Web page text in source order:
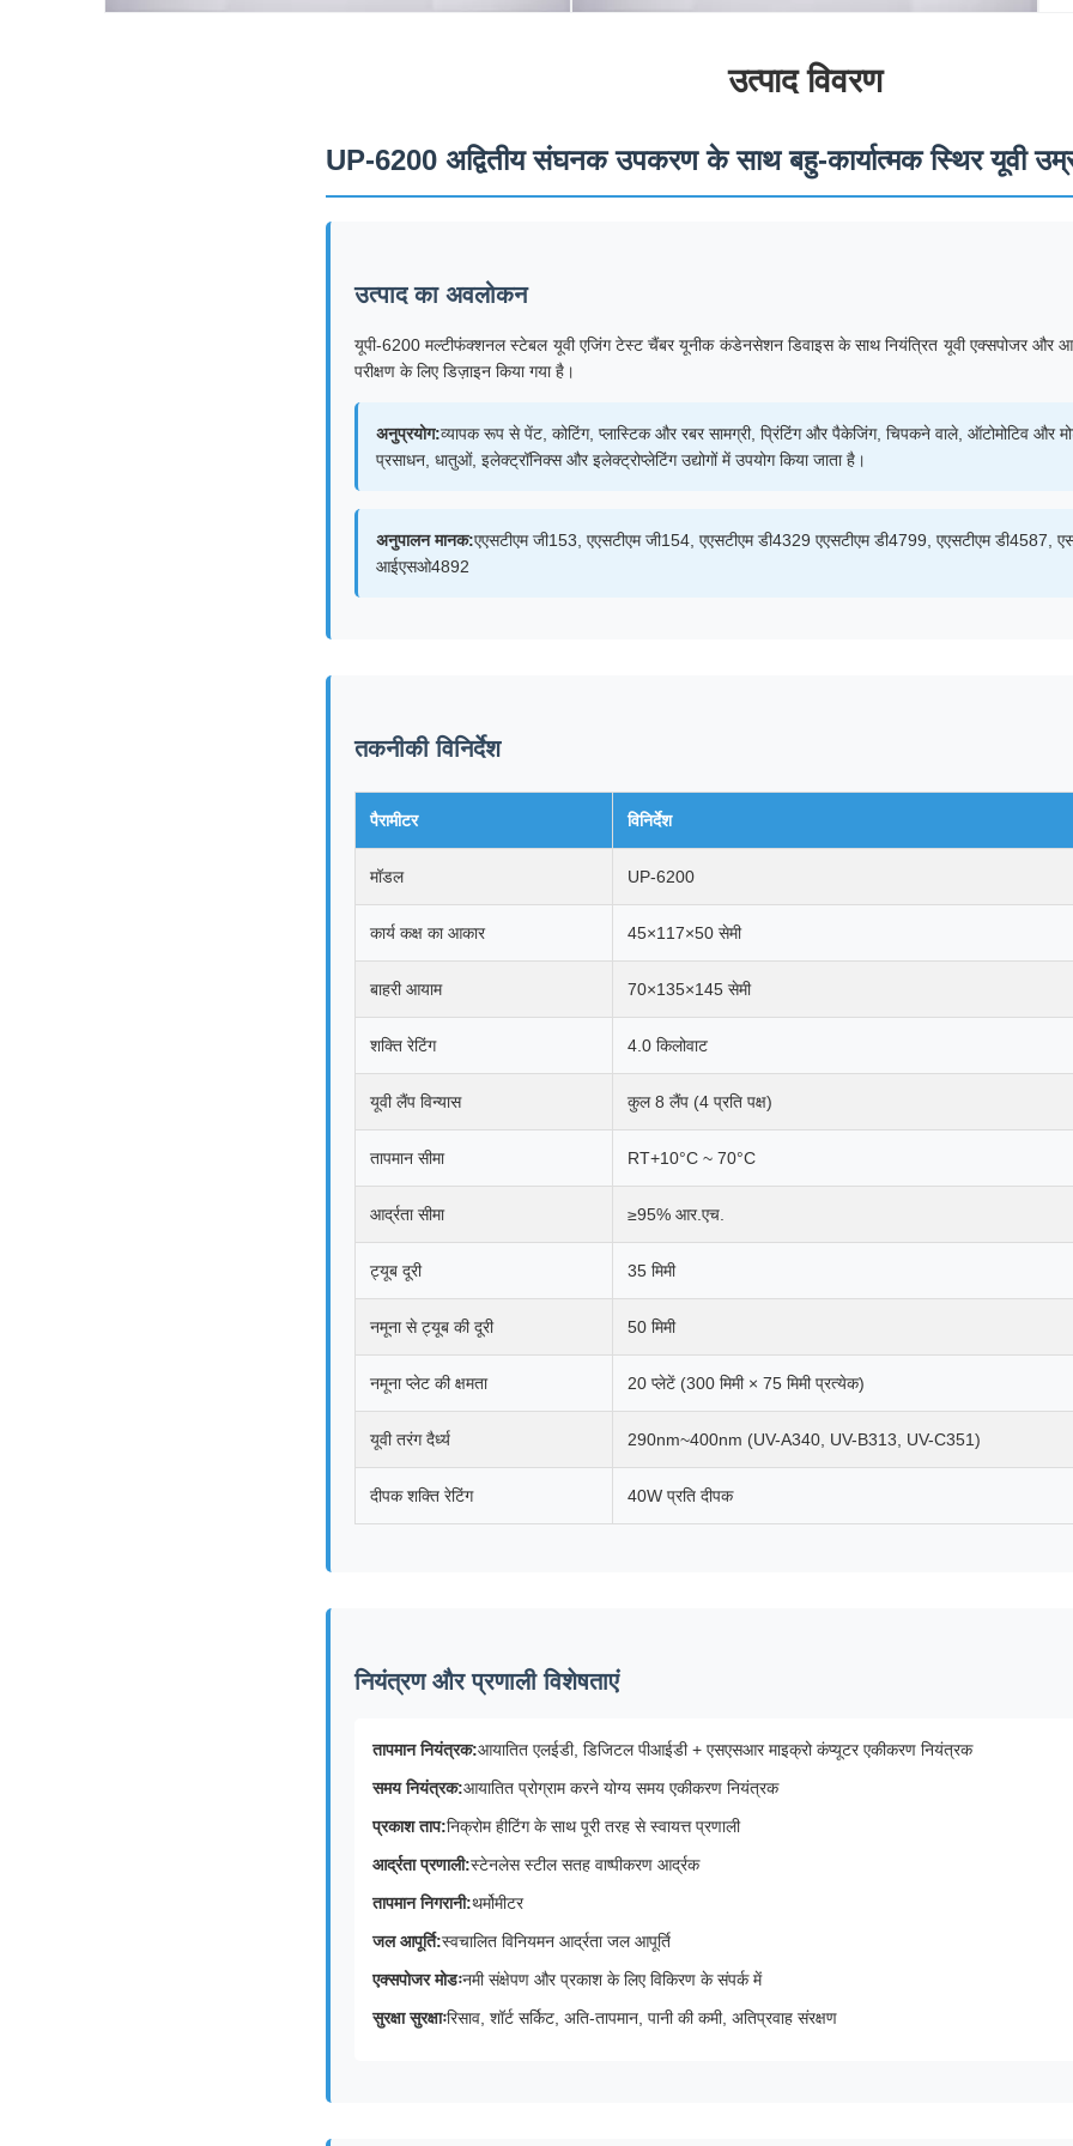
उत्पाद विवरण
UP-6200 अद्वितीय संघनक उपकरण के साथ बहु-कार्यात्मक स्थिर यूवी
उत्पाद का अवलोकन
यूपी-6200 मल्टीफंक्शनल स्टेबल यूवी एजिंग टेस्ट चैंबर यूनीक कंडेनसेशन डिवाइस के साथ नियंत्रित यूवी एक्सपोजर और
परीक्षण के लिए डिज़ाइन किया गया है।
अनुप्रयोग:व्यापक रूप से पेंट, कोटिंग, प्लास्टिक और रबर सामग्री, प्रिंटिंग और पैकेजिंग, चिपकने वाले, ऑटोमोटिव और
प्रसाधन, धातुओं, इलेक्ट्रॉनिक्स और इलेक्ट्रोप्लेटिंग उद्योगों में उपयोग किया जाता है।
अनुपालन मानक:एएसटीएम जी153, एएसटीएम जी154, एएसटीएम डी4329 एएसटीएम डी4799, एएसटीएम डी4587,
आईएसओ4892
तकनीकी विनिर्देश
पैरामीटर विनिर्देश
मॉडल UP-6200
कार्य कक्ष का आकार 45×117×50 सेमी
बाहरी आयाम 70×135×145 सेमी
शक्ति रेटिंग 4.0 किलोवाट
यूवी लैंप विन्यास कुल 8 लैंप (4 प्रति पक्ष)
तापमान सीमा RT+10°C ~ 70°C
आर्द्रता सीमा ≥95% आर.एच.
ट्यूब दूरी 35 मिमी
नमूना से ट्यूब की दूरी 50 मिमी
नमूना प्लेट की क्षमता 20 प्लेटें (300 मिमी × 75 मिमी प्रत्येक)
यूवी तरंग दैर्ध्य 290nm~400nm (UV-A340, UV-B313, UV-C351)
दीपक शक्ति रेटिंग 40W प्रति दीपक
नियंत्रण और प्रणाली विशेषताएं
तापमान नियंत्रक:आयातित एलईडी, डिजिटल पीआईडी + एसएसआर माइक्रो कंप्यूटर एकीकरण नियंत्रक
समय नियंत्रक:आयातित प्रोग्राम करने योग्य समय एकीकरण नियंत्रक
प्रकाश ताप:निक्रोम हीटिंग के साथ पूरी तरह से स्वायत्त प्रणाली
आर्द्रता प्रणाली:स्टेनलेस स्टील सतह वाष्पीकरण आर्द्रक
तापमान निगरानी:थर्मोमीटर
जल आपूर्ति:स्वचालित विनियमन आर्द्रता जल आपूर्ति
एक्सपोजर मोडःनमी संक्षेपण और प्रकाश के लिए विकिरण के संपर्क में
सुरक्षा सुरक्षाःरिसाव, शॉर्ट सर्किट, अति-तापमान, पानी की कमी, अतिप्रवाह संरक्षण